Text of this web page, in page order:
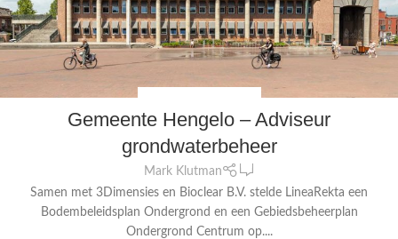
CONSULTANCY
Gemeente Hengelo – Adviseur
grondwaterbeheer
Mark Klutman
Samen met 3Dimensies en Bioclear B.V. stelde LineaRekta een
Bodembeleidsplan Ondergrond en een Gebiedsbeheerplan
Ondergrond Centrum op....